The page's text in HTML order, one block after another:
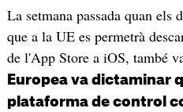
La setmana passada quan els
que a la UE es permetrà
de l'App Store a iOS, també
Europea va dictaminar
plataforma de control